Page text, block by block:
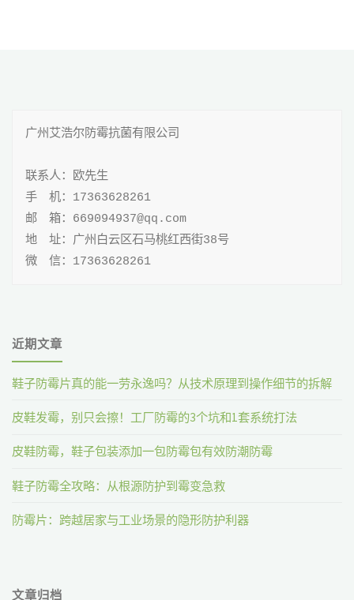
广州艾浩尔防霉抗菌有限公司
联系人：欧先生
手 机：17363628261
邮 箱：669094937@qq.com
地 址：广州白云区石马桃红西街38号
微 信：17363628261
近期文章
鞋子防霉片真的能一劳永逸吗？从技术原理到操作细节的拆解
皮鞋发霉，别只会擦！工厂防霉的3个坑和1套系统打法
皮鞋防霉，鞋子包装添加一包防霉包有效防潮防霉
鞋子防霉全攻略：从根源防护到霉变急救
防霉片：跨越居家与工业场景的隐形防护利器
文章归档